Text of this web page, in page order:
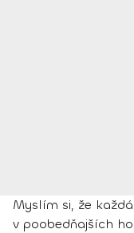
Myslím si, že
v poobedňajších